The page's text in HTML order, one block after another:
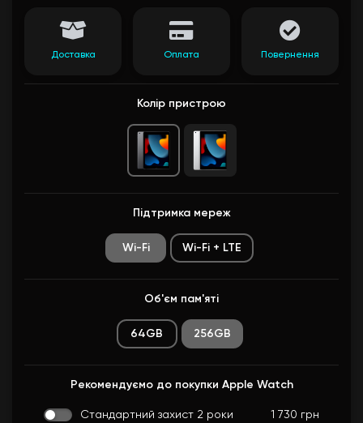
Колір пристрою
Підтримка мереж
Wi-Fi Wi-Fi + LTE
Об'єм пам'яті
64GB 256GB
Рекомендуємо до покупки Apple Watch
Стандартний захист 2 роки
1 730 грн
Доставка Оплата Повернення